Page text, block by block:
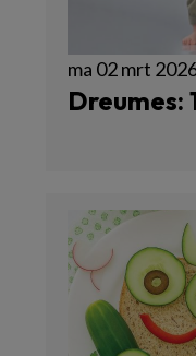
ma 02 mrt
Dreumes: